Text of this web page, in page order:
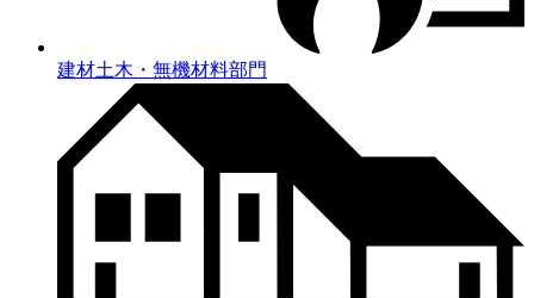
建材土木・無機材料部門